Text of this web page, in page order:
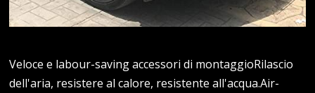
Veloce e labour-saving accessori di montaggioRilascio
dell'aria, resistere al calore, resistente all'acqua.Air-